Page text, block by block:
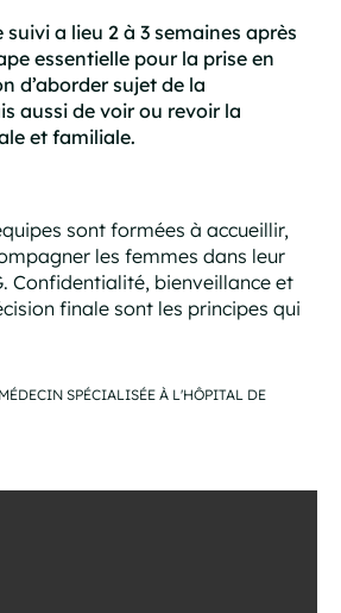
a lieu 2 à 3 semaines après
essentielle pour la prise en
d’aborder sujet de la
aussi de voir ou revoir la
et familiale.
sont formées à accueillir,
les femmes dans leur
Confidentialité, bienveillance et
finale sont les principes qui
SPÉCIALISÉE À L'HÔPITAL DE